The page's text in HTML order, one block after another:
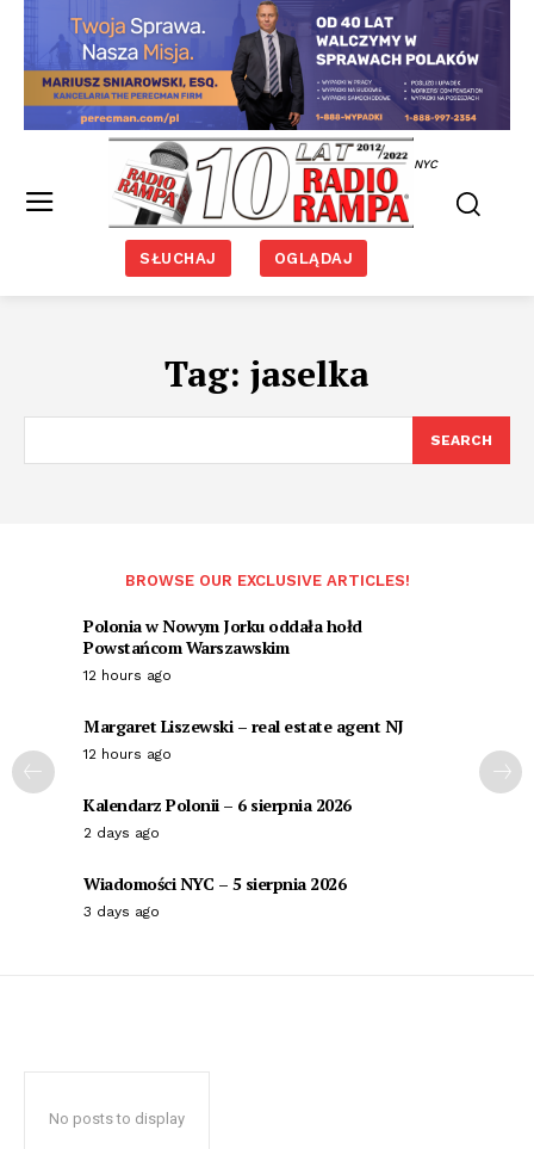
NYC
SŁUCHAJ OGLĄDAJ
Tag: jaselka
SEARCH
BROWSE OUR EXCLUSIVE ARTICLES!
Polonia w Nowym Jorku oddała hołd
Powstańcom Warszawskim
12 hours ago
Margaret Liszewski – real estate agent NJ
12 hours ago
Kalendarz Polonii – 6 sierpnia 2026
2 days ago
Wiadomości NYC – 5 sierpnia 2026
3 days ago
No posts to display